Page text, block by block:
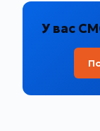
У вас